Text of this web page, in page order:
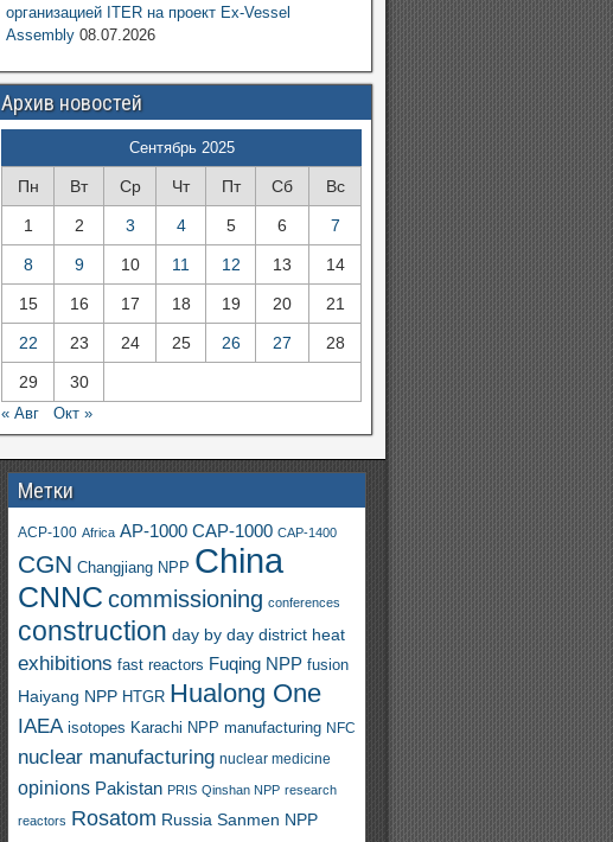
организацией ITER на проект Ex-Vessel
Assembly 08.07.2026
Архив новостей
Сентябрь 2025
Пн Вт Ср Чт Пт Сб Вс
1 2 3 4 5 6 7
8 9 10 11 12 13 14
15 16 17 18 19 20 21
22 23 24 25 26 27 28
29 30
« Авг Окт »
Метки
ACP-100 Africa AP-1000 CAP-1000 CAP-1400
CGN Changjiang NPP China
CNNC commissioning conferences
construction day by day district heat
exhibitions fast reactors Fuqing NPP fusion
Haiyang NPP HTGR Hualong One
IAEA isotopes Karachi NPP manufacturing NFC
nuclear manufacturing nuclear medicine
opinions Pakistan PRIS Qinshan NPP research
reactors Rosatom Russia Sanmen NPP